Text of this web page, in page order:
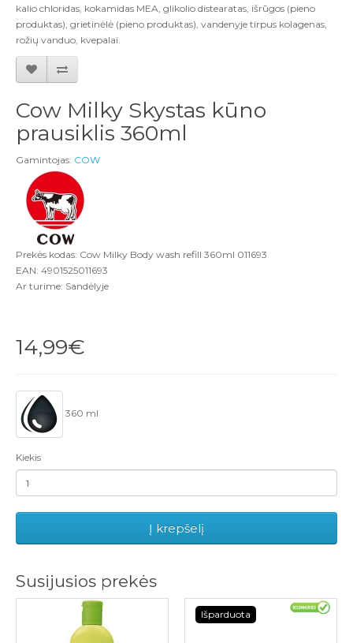
kalio chloridas, kokamidas MEA, glikolio distearatas, išrūgos (pieno
produktas), grietinėlė (pieno produktas), vandenyje tirpus kolagenas,
rožių vanduo, kvepalai.
Cow Milky Skystas kūno
prausiklis 360ml
Gamintojas: COW
Prekės kodas: Cow Milky Body wash refill 360ml 011693
EAN: 4901525011693
Ar turime: Sandėlyje
14,99€
360 ml
Kiekis
Į krepšelį
Susijusios prekės
Išparduota